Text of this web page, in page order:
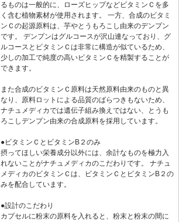
るものは一般的に、ローズヒップなどビタミンＣを多
く含む植物素材が使用されます。 一方、合成のビタミ
ンＣの起源原料は、芋やとうもろこし由来のデンプン
です。 デンプンはグルコースが沢山連なっており、グ
ルコースとビタミンＣは非常に構造が似ているため、
少しの加工で純度の高いビタミンＣを精製することが
できます。
また合成のビタミンＣ原料は天然原料由来のものと異
なり、原料ロットによる品質のばらつきもないため、
ナチュメディカでは遺伝子組み換えではない、とうも
ろこしデンプン由来の合成原料を採用しています。
●ビタミンＣとビタミンB２のみ
摂ってほしい栄養成分以外には、余計なものを極力入
れないことがナチュメディカのこだわりです。 ナチュ
メディカのビタミンＣは、ビタミンＣとビタミンB２の
みを配合しています。
●設計のこだわり
カプセルに粉末の原料を入れると、粉末と粉末の間に